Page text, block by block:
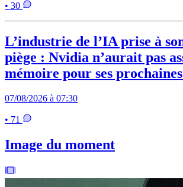
• 30
L’industrie de l’IA prise à
piège : Nvidia n’aurait pas
mémoire pour ses
07/08/2026 à 07:30
• 71
Image du moment